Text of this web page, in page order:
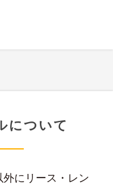
について
にリース・レン